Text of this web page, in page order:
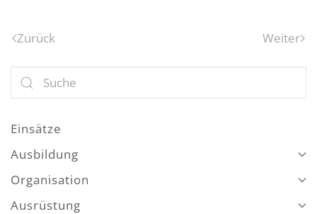
Zurück Weiter
Einsätze
Ausbildung
Organisation
Ausrüstung